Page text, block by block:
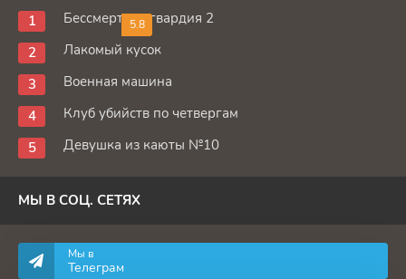
5.8
Бессмертная гвардия 2
Лакомый кусок
Военная машина
Клуб убийств по четвергам
Девушка из каюты №10
МЫ В СОЦ. СЕТЯХ
Мы в
Телеграм